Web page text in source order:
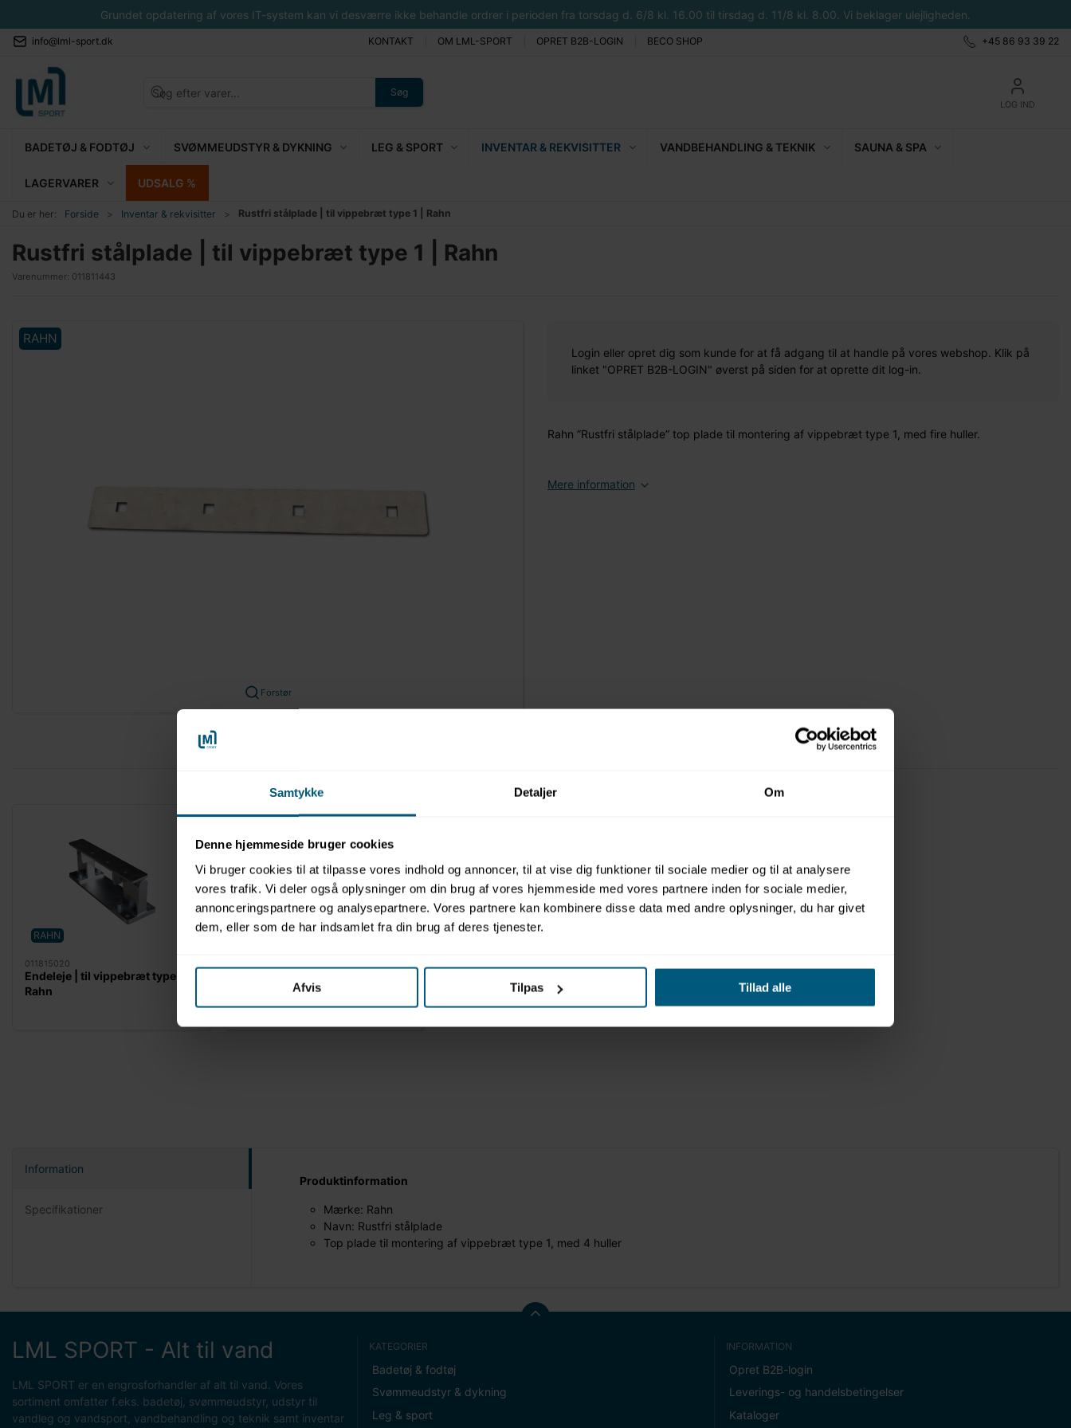
Samtykke Detaljer Om
Denne hjemmeside bruger cookies
Vi bruger cookies til at tilpasse vores indhold og annoncer, til at vise dig funktioner til sociale medier og til at analysere
vores trafik. Vi deler også oplysninger om din brug af vores hjemmeside med vores partnere inden for sociale medier,
annonceringspartnere og analysepartnere. Vores partnere kan kombinere disse data med andre oplysninger, du har givet
dem, eller som de har indsamlet fra din brug af deres tjenester.
Afvis Tilpas Tillad alle
Grundet opdatering af vores IT-system kan vi desværre ikke behandle ordrer i perioden fra torsdag d. 6/8 kl. 16.00 til tirsdag d. 11/8 kl. 8.00. Vi beklager ulejligheden.
info@lml-sport.dk KONTAKT OM LML-SPORT OPRET B2B-LOGIN BECO SHOP +45 86 93 39 22
Søg
LOG IND
BADETØJ & FODTØJ SVØMMEUDSTYR & DYKNING LEG & SPORT INVENTAR & REKVISITTER VANDBEHANDLING & TEKNIK SAUNA & SPA
LAGERVARER UDSALG %
Du er her: Forside Inventar & rekvisitter Rustfri stålplade | til vippebræt type 1 | Rahn
Rustfri stålplade | til vippebræt type 1 | Rahn
Varenummer: 011811443
RAHN
Forstør
Login eller opret dig som kunde for at få adgang til at handle på vores webshop. Klik på
linket "OPRET B2B-LOGIN" øverst på siden for at oprette dit log-in.
Rahn ”Rustfri stålplade” top plade til montering af vippebræt type 1, med fire huller.
Mere information
RAHN
011815020
Endeleje | til vippebræt type 1 |
Rahn
RAHN
Information
Specifikationer
Produktinformation
Mærke: Rahn
Navn: Rustfri stålplade
Top plade til montering af vippebræt type 1, med 4 huller
LML SPORT - Alt til vand
LML SPORT er en engrosforhandler af alt til vand. Vores
sortiment omfatter f.eks. badetøj, svømmeudstyr, udstyr til
vandleg og vandsport, vandbehandling og teknik samt inventar
KATEGORIER
Badetøj & fodtøj
Svømmeudstyr & dykning
Leg & sport
INFORMATION
Opret B2B-login
Leverings- og handelsbetingelser
Kataloger